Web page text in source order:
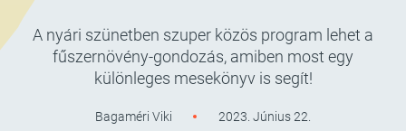
A nyári szünetben szuper közös program lehet a
fűszernövény-gondozás, amiben most egy
különleges mesekönyv is segít!
Bagaméri Viki 2023. Június 22.